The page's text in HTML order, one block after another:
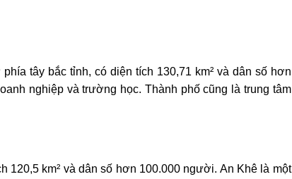
tây bắc tỉnh, có diện tích 130,71 km² và dân số hơn
nghiệp và trường học. Thành phố cũng là trung tâm
120,5 km² và dân số hơn 100.000 người. An Khê là một